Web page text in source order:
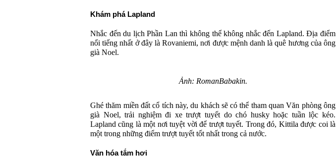
Khám phá Lapland
Nhắc đến du lịch Phần Lan thì không thể không nhắc đến Lapland. Địa điểm
nổi tiếng nhất ở đây là Rovaniemi, nơi được mệnh danh là quê hương của ông
già Noel.
Ảnh: RomanBabakin.
Ghé thăm miền đất cổ tích này, du khách sẽ có thể tham quan Văn phòng ông
già Noel, trải nghiệm đi xe trượt tuyết do chó husky hoặc tuần lộc kéo.
Lapland cũng là một nơi tuyệt vời để trượt tuyết. Trong đó, Kittila được coi là
một trong những điểm trượt tuyết tốt nhất trong cả nước.
Văn hóa tắm hơi